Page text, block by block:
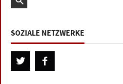
SOZIALE NETZWERKE